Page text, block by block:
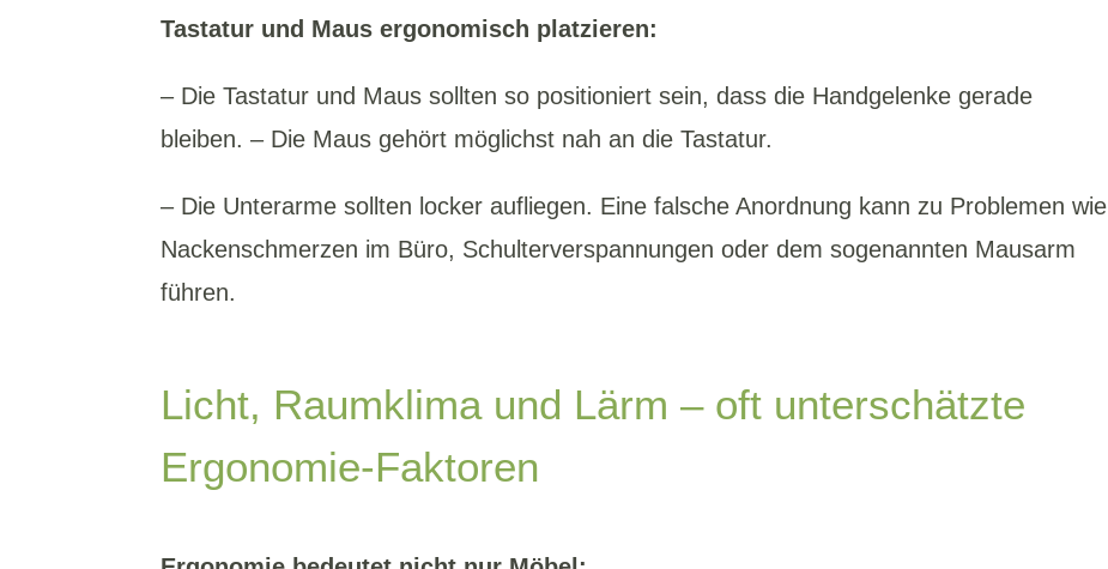
Tastatur und Maus ergonomisch platzieren:
– Die Tastatur und Maus sollten so positioniert sein, dass die Handgelenke gerade
bleiben. – Die Maus gehört möglichst nah an die Tastatur.
– Die Unterarme sollten locker aufliegen. Eine falsche Anordnung kann zu Problemen wie
Nackenschmerzen im Büro, Schulterverspannungen oder dem sogenannten Mausarm
führen.
Licht, Raumklima und Lärm – oft unterschätzte
Ergonomie-Faktoren